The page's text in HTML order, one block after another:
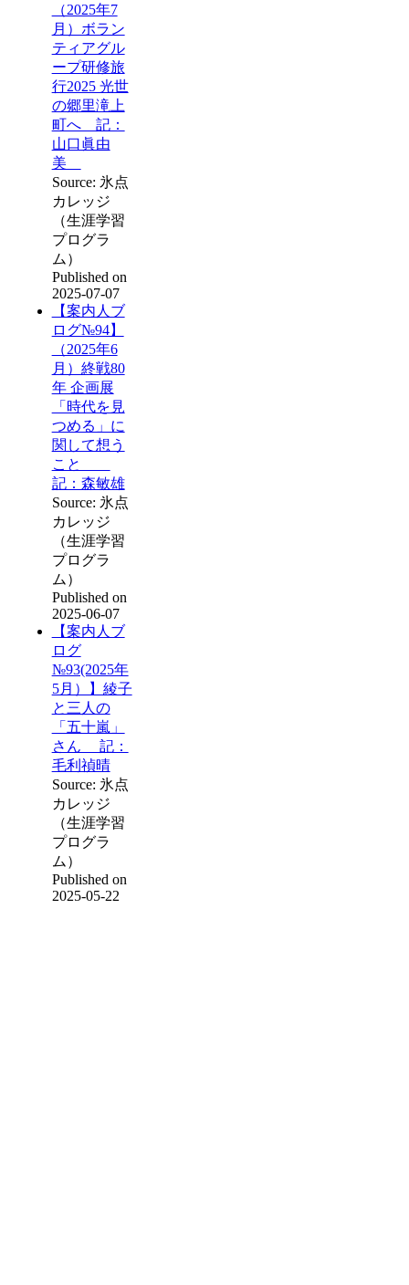
（2025年7
月）ボラン
ティアグル
ープ研修旅
行2025 光世
の郷里滝上
町へ 記：
山口眞由
美
Source: 氷点
カレッジ
（生涯学習
プログラ
ム）
Published on
2025-07-07
【案内人ブ
ログ№94】
（2025年6
月）終戦80
年 企画展
「時代を見
つめる」に
関して想う
こと
記：森敏雄
Source: 氷点
カレッジ
（生涯学習
プログラ
ム）
Published on
2025-06-07
【案内人ブ
ログ
№93(2025年
5月）】綾子
と三人の
「五十嵐」
さん 記：
毛利禎晴
Source: 氷点
カレッジ
（生涯学習
プログラ
ム）
Published on
2025-05-22